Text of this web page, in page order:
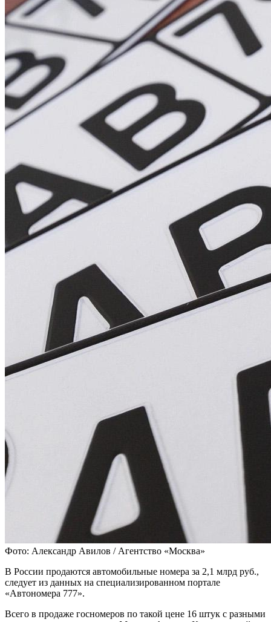
Фото: Александр Авилов / Агентство «Москва»
В России продаются автомобильные номера за 2,1 млрд руб.,
следует из данных на специализированном портале
«Автономера 777».
Всего в продаже госномеров по такой цене 16 штук с разными